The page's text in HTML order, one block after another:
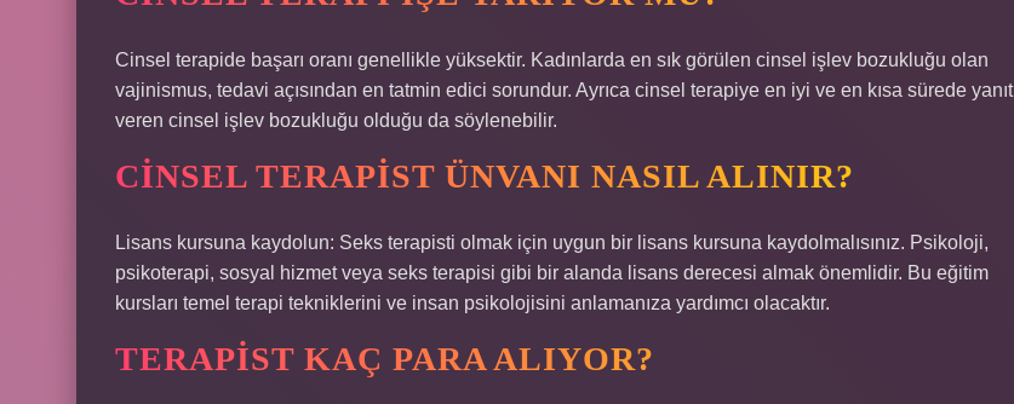
Cinsel terapide başarı oranı genellikle yüksektir. Kadınlarda en sık görülen cinsel işlev bozukluğu olan
vajinismus, tedavi açısından en tatmin edici sorundur. Ayrıca cinsel terapiye en iyi ve en kısa sürede yanıt
veren cinsel işlev bozukluğu olduğu da söylenebilir.
CINSEL TERAPIST ÜNVANI NASIL ALINIR?
Lisans kursuna kaydolun: Seks terapisti olmak için uygun bir lisans kursuna kaydolmalısınız. Psikoloji,
psikoterapi, sosyal hizmet veya seks terapisi gibi bir alanda lisans derecesi almak önemlidir. Bu eğitim
kursları temel terapi tekniklerini ve insan psikolojisini anlamanıza yardımcı olacaktır.
TERAPIST KAÇ PARA ALIYOR?